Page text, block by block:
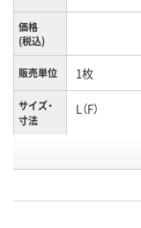
価格
(税込)
販売単位 1枚
サイズ・
寸法
L（F）
号